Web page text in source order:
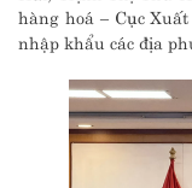
hàng hoá – Cục
nhập khẩu các địa